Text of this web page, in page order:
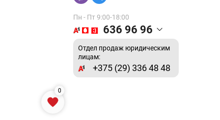
Пн - Пт 9:00-18:00
636 96 96
Отдел продаж юридическим
лицам:
+375 (29) 336 48 48
0